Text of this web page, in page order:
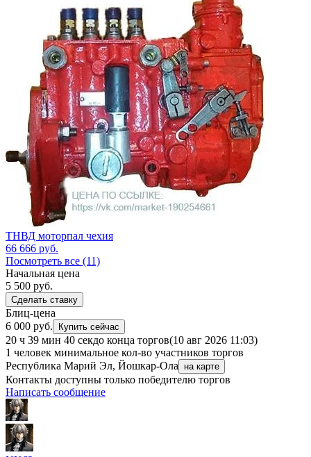
ТНВД моторпал чехия
66 666 руб.
Посмотреть все (11)
Начальная цена
5 500 руб.
Сделать ставку
Блиц-цена
6 000 руб.
Купить сейчас
20 ч 39 мин 40 секдо конца торгов(10 авг 2026 11:03)
1 человек минимальное кол-во участников торгов
Республика Марий Эл, Йошкар-Ола
на карте
Контакты доступны только победителю торгов
Написать сообщение